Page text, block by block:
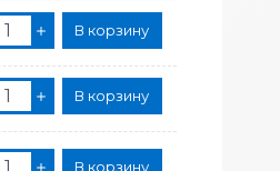
В корзину
В корзину
В корзину